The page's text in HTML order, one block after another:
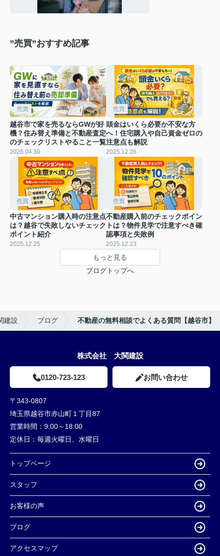
”売買”おすすめ記事
売買
越谷市で家を売るならGWが好
機？住み替え準備と不動産査定
のチェックリストやること一覧
2026.04.30
売買
頭金はいくら必要か不安な方
へ！住宅購入や自己資金ゼロの
注意点も解説
2025.12.26
売買
中古マンション購入時の注意点
は？越谷で失敗しないチェック
ポイント紹介
2025.12.25
売買
不動産購入前のチェックポイン
トは？物件見学で注意すべき確
認事項と失敗例
2025.12.23
もっと見る
ブログトップへ
建設 ブログ 不動産の無料相談でよくある質問【越谷市】
株式会社 大関建設
0120-723-123 お問い合わせ
〒343-0807
埼玉県越谷市赤山町１丁目87
営業時間： 9:00～18:00
定休日： 毎週火曜日、水曜日
トップページ
スタッフ
お客様の声
ブログ
アクセスマップ